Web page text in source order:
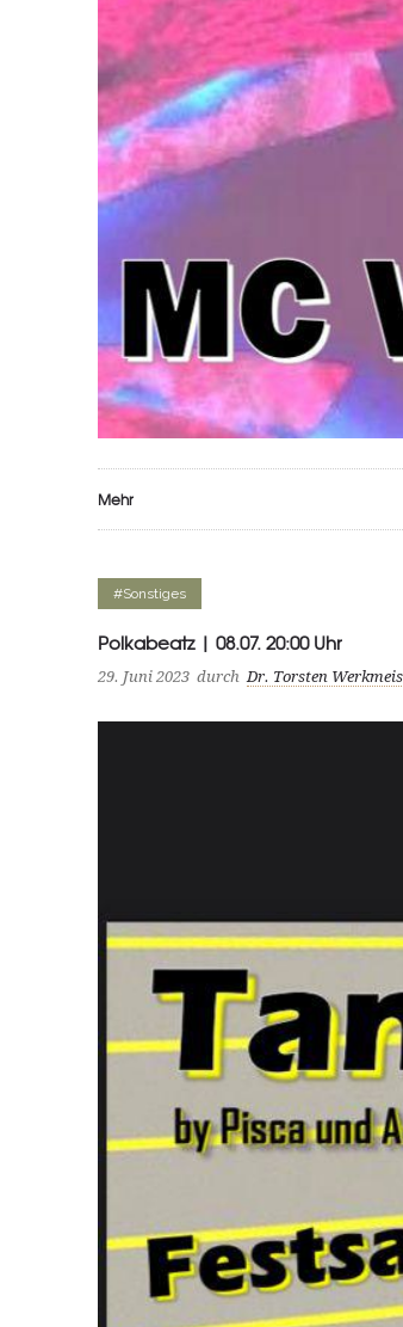
Mehr
#Sonstiges
Polkabeatz | 08.07. 20:00 Uhr
29. Juni 2023 durch Dr. Torsten